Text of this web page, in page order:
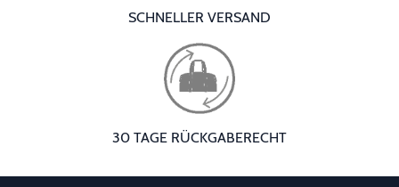
SCHNELLER VERSAND
30 TAGE RÜCKGABERECHT